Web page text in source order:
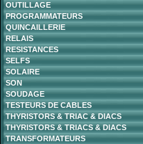
OUTILLAGE
PROGRAMMATEURS
QUINCAILLERIE
RELAIS
RESISTANCES
SELFS
SOLAIRE
SON
SOUDAGE
TESTEURS DE CABLES
THYRISTORS & TRIAC & DIACS
THYRISTORS & TRIACS & DIACS
TRANSFORMATEURS